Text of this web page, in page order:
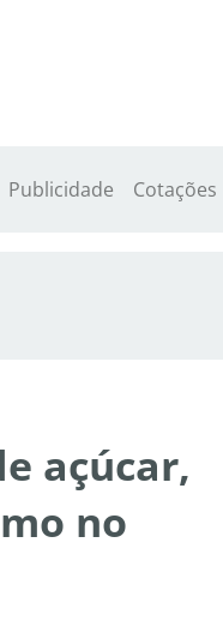
Publicidade Cotações
açúcar,
no